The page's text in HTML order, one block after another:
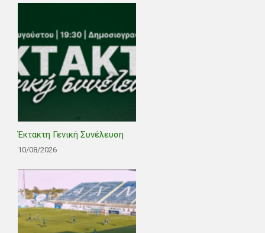
Έκτακτη Γενική Συνέλευση
10/08/2026